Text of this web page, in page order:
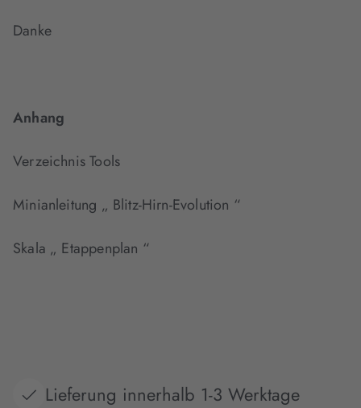
Danke
Anhang
Verzeichnis Tools
Minianleitung „ Blitz-Hirn-Evolution “
Skala „ Etappenplan “
Lieferung innerhalb 1-3 Werktage